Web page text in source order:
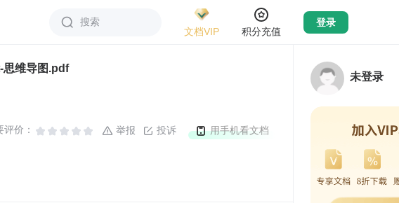
搜索
文档VIP
积分充值
登录
思维导图.pdf
评价： 投诉
举报 用手机看文档
未登录